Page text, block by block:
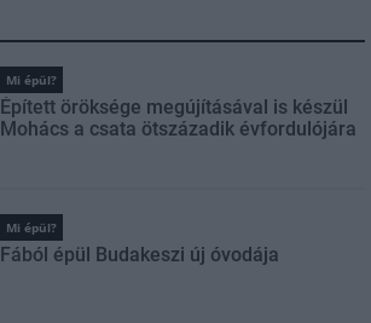
Mi épül?
Épített öröksége megújításával is készül
Mohács a csata ötszázadik évfordulójára
Mi épül?
Fából épül Budakeszi új óvodája